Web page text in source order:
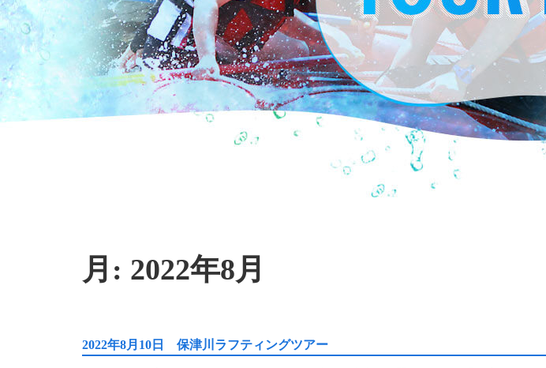
月: 2022年8月
2022年8月10日 保津川ラフティングツアー